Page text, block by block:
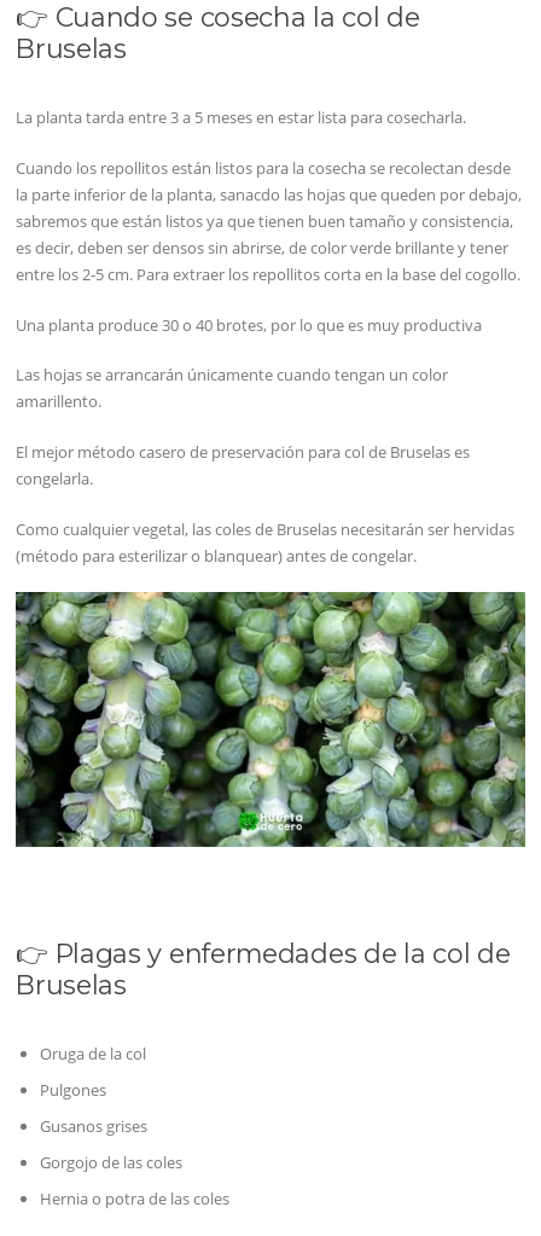
👉 Cuando se cosecha la col de
Bruselas
La planta tarda entre 3 a 5 meses en estar lista para cosecharla.
Cuando los repollitos están listos para la cosecha se recolectan desde
la parte inferior de la planta, sanacdo las hojas que queden por debajo,
sabremos que están listos ya que tienen buen tamaño y consistencia,
es decir, deben ser densos sin abrirse, de color verde brillante y tener
entre los 2-5 cm. Para extraer los repollitos corta en la base del cogollo.
Una planta produce 30 o 40 brotes, por lo que es muy productiva
Las hojas se arrancarán únicamente cuando tengan un color
amarillento.
El mejor método casero de preservación para col de Bruselas es
congelarla.
Como cualquier vegetal, las coles de Bruselas necesitarán ser hervidas
(método para esterilizar o blanquear) antes de congelar.
👉 Plagas y enfermedades de la col de
Bruselas
Oruga de la col
Pulgones
Gusanos grises
Gorgojo de las coles
Hernia o potra de las coles